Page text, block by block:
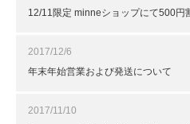
12/11限定 minneショップにて500円
2017/12/6
年末年始営業および発送について
2017/11/10